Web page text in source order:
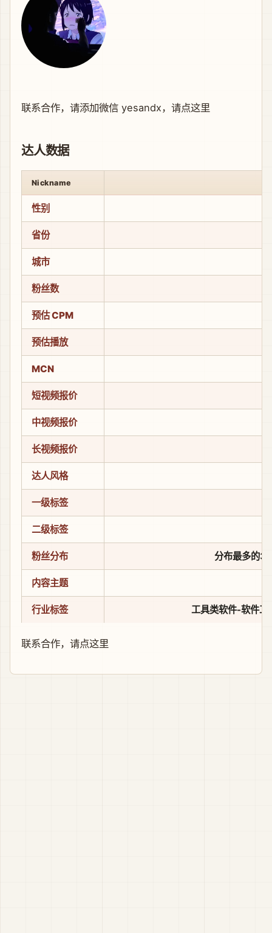
联系合作，请添加微信 yesandx， 请点这里
达人数据
Nickname
性别
省份
城市
粉丝数
预估 CPM
预估播放
MCN
短视频报价
中视频报价
长视频报价
达人风格
一级标签
二级标签
粉丝分布 分布最多的3
内容主题
行业标签 工具类软件-软件
联系合作， 请点这里